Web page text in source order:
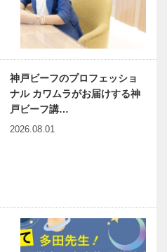
神戸ビーフのプロフェッショ
ナル カワムラがお届けする神
戸ビーフ講…
2026.08.01